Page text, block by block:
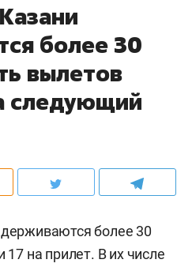
более 30
вылетов
следующий
более 30
на прилет. В их числе